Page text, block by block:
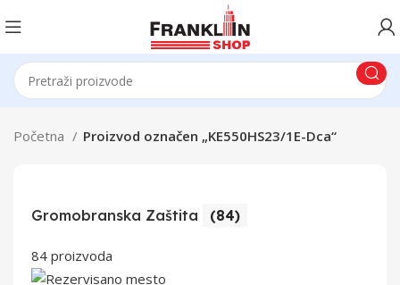
Početna Proizvod označen „KE550HS23/1E-Dca“
Gromobranska Zaštita (84)
84 proizvoda